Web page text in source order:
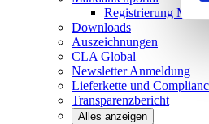
Registrierung
Downloads
Auszeichnungen
CLA Global
NewsletterAnmeldung
Lieferkette und
Transparenzbericht
Alles anzeigen